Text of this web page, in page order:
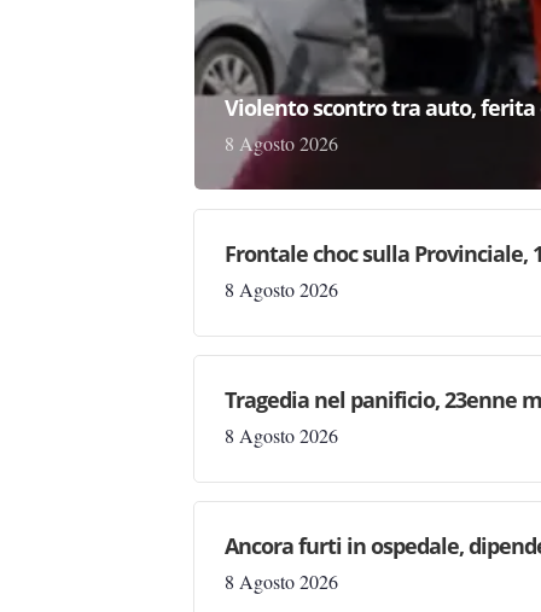
Violento scontro tra auto,
8 Agosto 2026
Frontale choc sulla Provinciale,
8 Agosto 2026
Tragedia nel panificio, 23enne
8 Agosto 2026
Ancora furti in ospedale,
8 Agosto 2026